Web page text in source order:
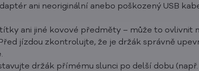
ani neoriginální anebo poškozený USB
ani jiné kovové předměty – může to ovlivnit
jízdou zkontrolujte, že je držák správně
držák přímému slunci po delší dobu